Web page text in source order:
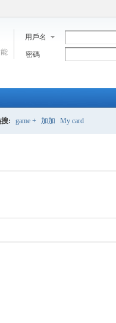
用戶名
密碼
: game + 加加 My card